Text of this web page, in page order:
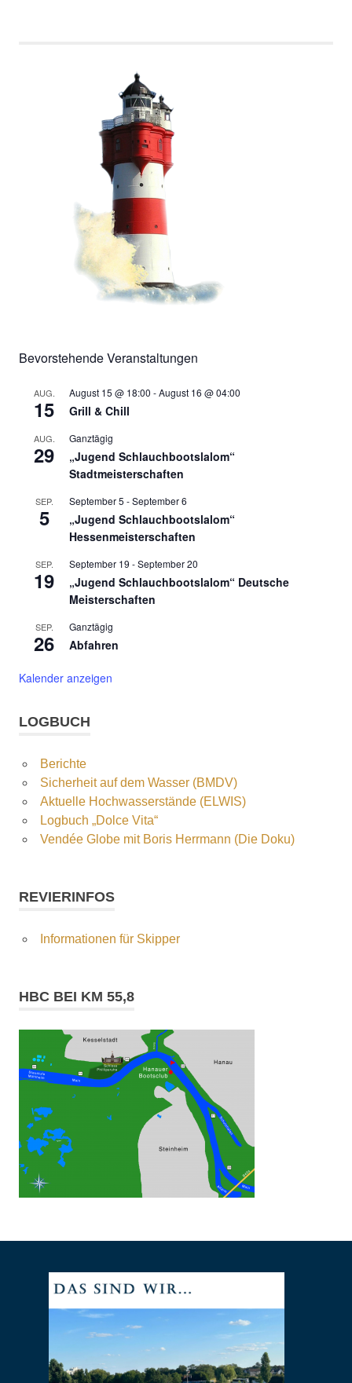
Bevorstehende Veranstaltungen
AUG.
15
August 15 @ 18:00 -August 16 @ 04:00
Grill & Chill
AUG.
29
Ganztägig
„Jugend Schlauchbootslalom“
Stadtmeisterschaften
SEP.
5
September 5 -September 6
„Jugend Schlauchbootslalom“
Hessenmeisterschaften
SEP.
19
September 19 -September 20
„Jugend Schlauchbootslalom“ Deutsche
Meisterschaften
SEP.
26
Ganztägig
Abfahren
Kalender anzeigen
LOGBUCH
Berichte
Sicherheit auf dem Wasser (BMDV)
Aktuelle Hochwasserstände (ELWIS)
Logbuch „Dolce Vita“
Vendée Globe mit Boris Herrmann (Die Doku)
REVIERINFOS
Informationen für Skipper
HBC BEI KM 55,8